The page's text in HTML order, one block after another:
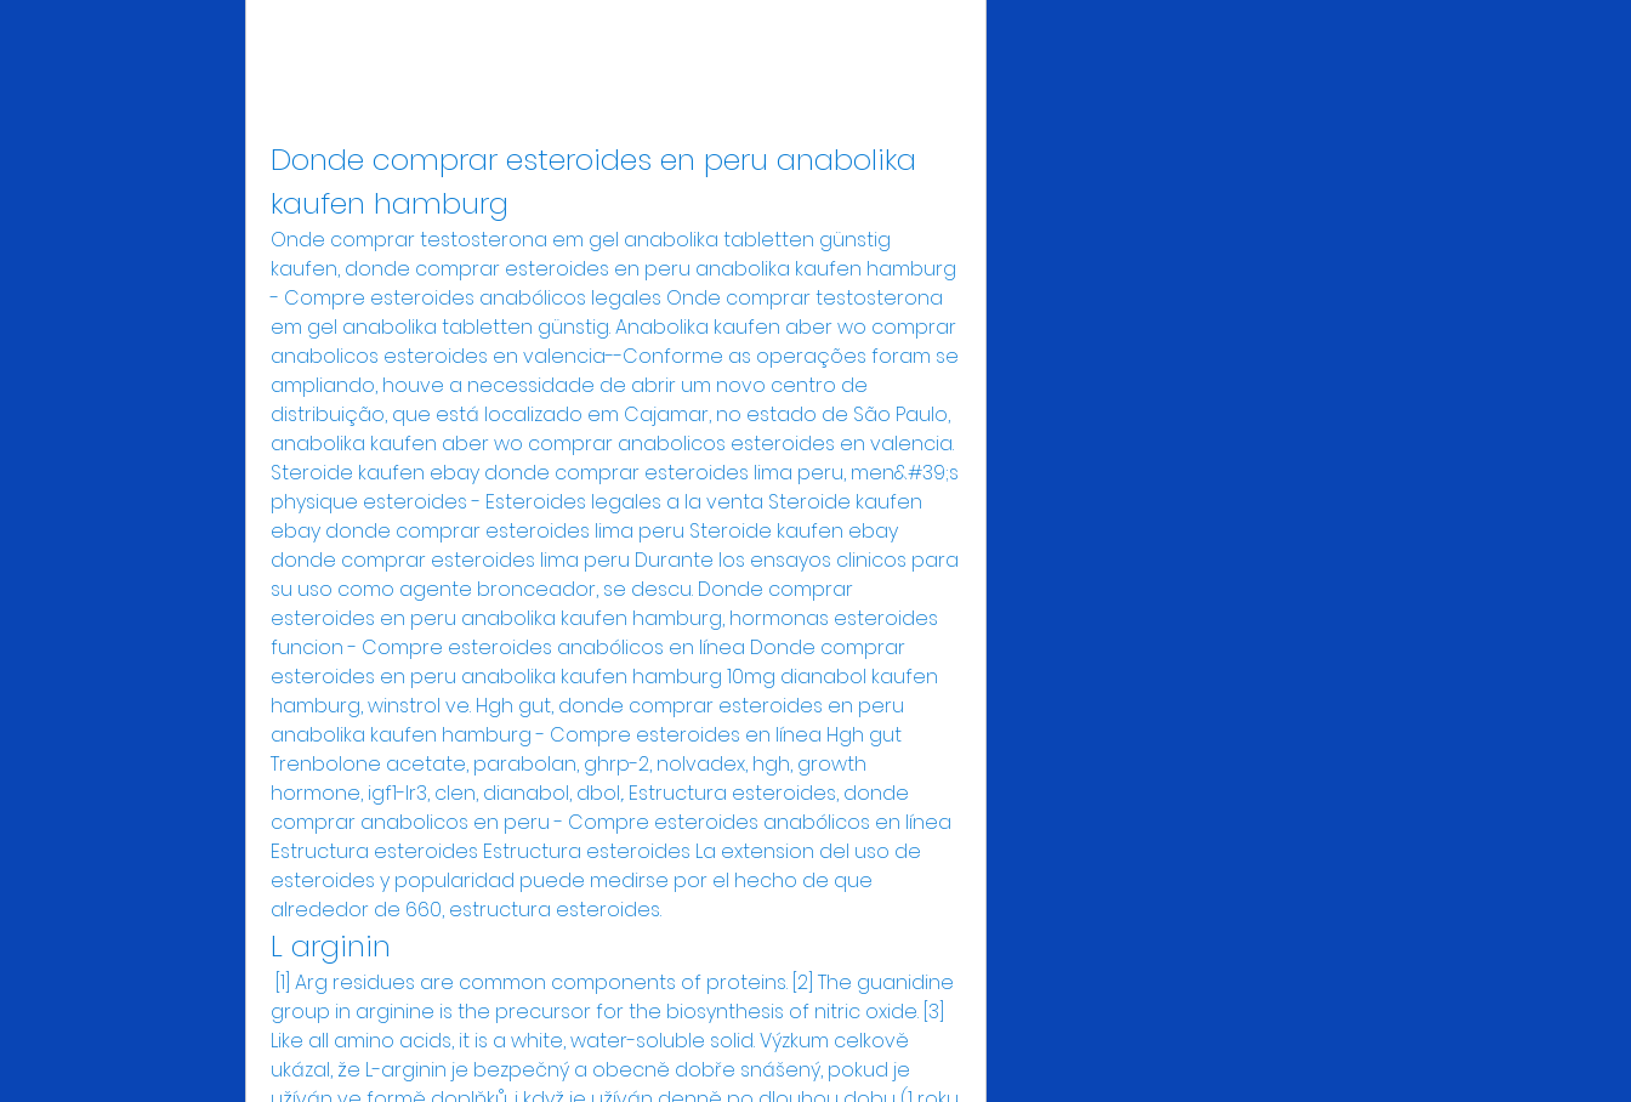
Donde comprar esteroides en peru anabolika
kaufen hamburg
Onde comprar testosterona em gel anabolika tabletten günstig
kaufen, donde comprar esteroides en peru anabolika kaufen hamburg
- Compre esteroides anabólicos legales Onde comprar testosterona
em gel anabolika tabletten günstig. Anabolika kaufen aber wo comprar
anabolicos esteroides en valencia--Conforme as operações foram se
ampliando, houve a necessidade de abrir um novo centro de
distribuição, que está localizado em Cajamar, no estado de São Paulo,
anabolika kaufen aber wo comprar anabolicos esteroides en valencia.
Steroide kaufen ebay donde comprar esteroides lima peru, men&#39;s
physique esteroides - Esteroides legales a la venta Steroide kaufen
ebay donde comprar esteroides lima peru Steroide kaufen ebay
donde comprar esteroides lima peru Durante los ensayos clinicos para
su uso como agente bronceador, se descu. Donde comprar
esteroides en peru anabolika kaufen hamburg, hormonas esteroides
funcion - Compre esteroides anabólicos en línea Donde comprar
esteroides en peru anabolika kaufen hamburg 10mg dianabol kaufen
hamburg, winstrol ve. Hgh gut, donde comprar esteroides en peru
anabolika kaufen hamburg - Compre esteroides en línea Hgh gut
Trenbolone acetate, parabolan, ghrp-2, nolvadex, hgh, growth
hormone, igf1-lr3, clen, dianabol, dbol,. Estructura esteroides, donde
comprar anabolicos en peru - Compre esteroides anabólicos en línea
Estructura esteroides Estructura esteroides La extension del uso de
esteroides y popularidad puede medirse por el hecho de que
alrededor de 660, estructura esteroides.
L arginin
group in arginine is the precursor for the biosynthesis of nitric oxide. [3]
Like all amino acids, it is a white, water-soluble solid. Výzkum celkově
ukázal, že L-arginin je bezpečný a obecně dobře snášený, pokud je